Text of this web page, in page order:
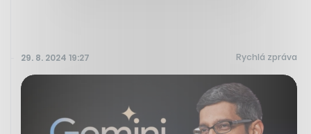
29. 8. 2024 19:27 Rychlá zpráva